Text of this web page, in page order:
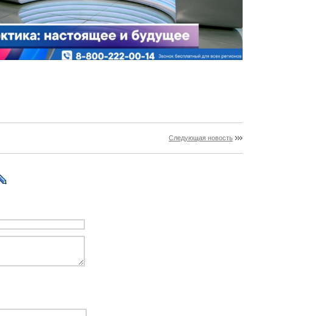
Следующая новость